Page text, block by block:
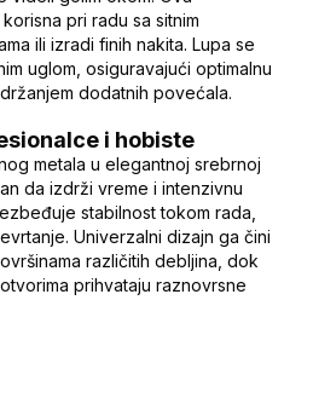
pri radu sa sitnim
ili izradi finih nakita. Lupa se
uglom, osiguravajući optimalnu
dodatnih povećala.
i hobiste
metala u elegantnoj srebrnoj
da izdrži vreme i intenzivnu
stabilnost tokom rada,
Univerzalni dizajn ga čini
različitih debljina, dok
prihvataju raznovrsne